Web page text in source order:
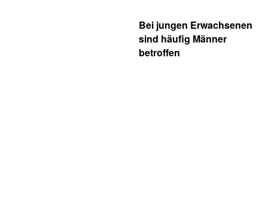
Bei jungen Erwachsenen
sind häufig Männer
betroffen